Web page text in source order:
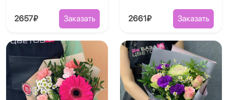
2657₽ Заказать 2661₽ Заказать